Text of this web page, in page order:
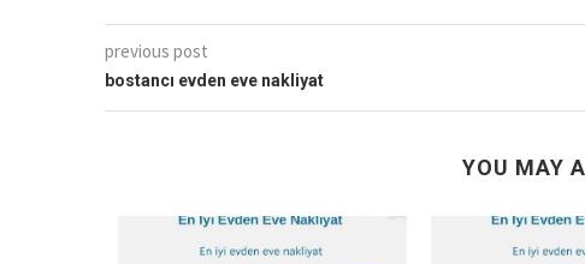
previous post
bostancı evden eve nakliyat
YOU MAY